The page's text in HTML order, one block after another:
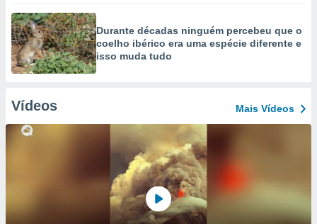
Durante décadas ninguém percebeu que o
coelho ibérico era uma espécie diferente e
isso muda tudo
Vídeos Mais Vídeos